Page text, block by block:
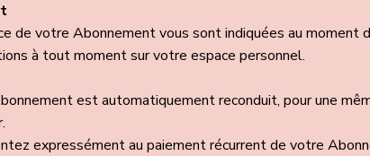
de votre Abonnement vous sont indiquées au moment
à tout moment sur votre espace personnel.
est automatiquement reconduit, pour une
expressément au paiement récurrent de votre